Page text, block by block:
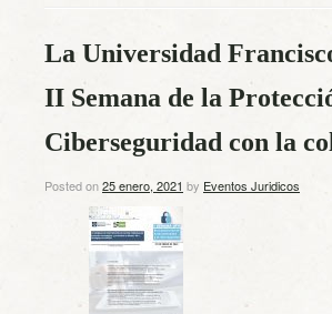
La Universidad
II Semana de la
Ciberseguridad con la
Posted on25 enero, 2021 by Eventos Juridicos